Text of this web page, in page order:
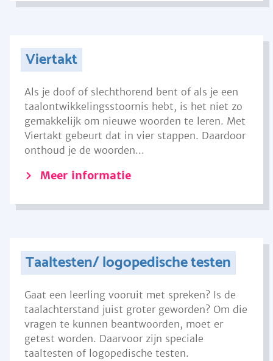
Viertakt
Als je doof of slechthorend bent of als je een
taalontwikkelingsstoornis hebt, is het niet zo
gemakkelijk om nieuwe woorden te leren. Met
Viertakt gebeurt dat in vier stappen. Daardoor
onthoud je de woorden...
Meer informatie
Taaltesten/ logopedische testen
Gaat een leerling vooruit met spreken? Is de
taalachterstand juist groter geworden? Om die
vragen te kunnen beantwoorden, moet er
getest worden. Daarvoor zijn speciale
taaltesten of logopedische testen.